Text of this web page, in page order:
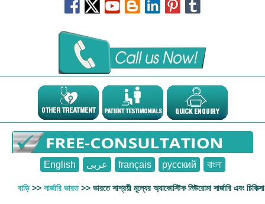
English عربى français русский বাংলা
বাড়ি>> সার্জারি ভারত>> ভারতে সাশ্রয়ী মূল্যের অ্যাকোস্টিক নিউরোমা সার্জারি এবং চিকিত্সা